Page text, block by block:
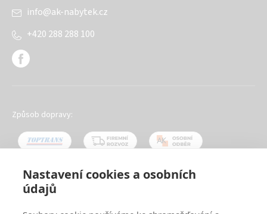
Nastavení cookies a osobních
údajů
info@ak-nabytek.cz
+420 288 288 100
Způsob dopravy: